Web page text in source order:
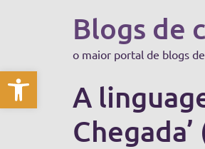
Abrir a barra de
Blogs de
o maior portal de blogs
A